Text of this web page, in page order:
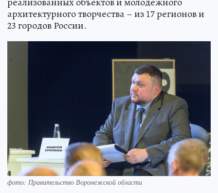
архитектурного творчества – из 17 регионов и
23 городов России.
фото: Правительство Воронежской области